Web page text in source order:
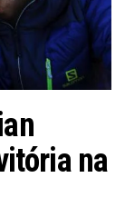
na